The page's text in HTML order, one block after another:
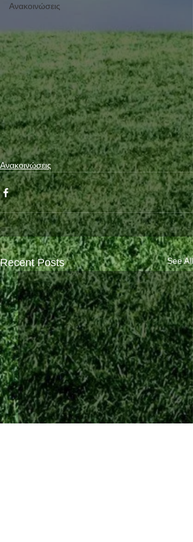
Ανακοινώσεις
Ανακοινώσεις
Recent Posts See All